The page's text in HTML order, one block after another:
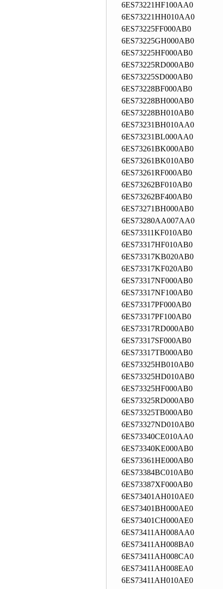
6ES73221HF100AA0
6ES73221HH010AA0
6ES73225FF000AB0
6ES73225GH000AB0
6ES73225HF000AB0
6ES73225RD000AB0
6ES73225SD000AB0
6ES73228BF000AB0
6ES73228BH000AB0
6ES73228BH010AB0
6ES73231BH010AA0
6ES73231BL000AA0
6ES73261BK000AB0
6ES73261BK010AB0
6ES73261RF000AB0
6ES73262BF010AB0
6ES73262BF400AB0
6ES73271BH000AB0
6ES73280AA007AA0
6ES73311KF010AB0
6ES73317HF010AB0
6ES73317KB020AB0
6ES73317KF020AB0
6ES73317NF000AB0
6ES73317NF100AB0
6ES73317PF000AB0
6ES73317PF100AB0
6ES73317RD000AB0
6ES73317SF000AB0
6ES73317TB000AB0
6ES73325HB010AB0
6ES73325HD010AB0
6ES73325HF000AB0
6ES73325RD000AB0
6ES73325TB000AB0
6ES73327ND010AB0
6ES73340CE010AA0
6ES73340KE000AB0
6ES73361HE000AB0
6ES73384BC010AB0
6ES73387XF000AB0
6ES73401AH010AE0
6ES73401BH000AE0
6ES73401CH000AE0
6ES73411AH008AA0
6ES73411AH008BA0
6ES73411AH008CA0
6ES73411AH008EA0
6ES73411AH010AE0